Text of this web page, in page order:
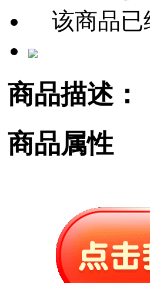
该商品已
商品描述：
商品属性